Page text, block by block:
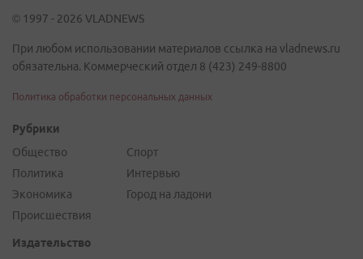
© 1997 - 2026 VLADNEWS
При любом использовании материалов ссылка на vladnews.ru
обязательна. Коммерческий отдел 8 (423) 249-8800
Политика обработки персональных данных
Рубрики
Общество
Политика
Экономика
Происшествия
Спорт
Интервью
Город на ладони
Издательство